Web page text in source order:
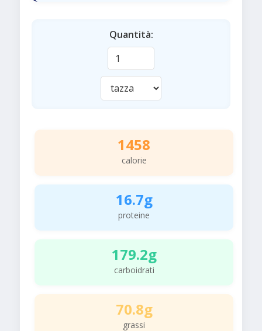
Quantità:
1458
calorie
16.7g
proteine
179.2g
carboidrati
70.8g
grassi